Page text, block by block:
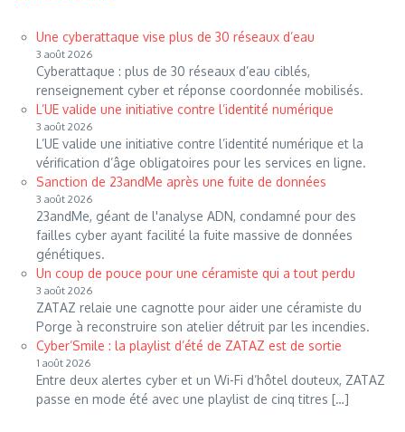
Une cyberattaque vise plus de 30 réseaux d’eau
3 août 2026
Cyberattaque : plus de 30 réseaux d’eau ciblés,
renseignement cyber et réponse coordonnée mobilisés.
L’UE valide une initiative contre l’identité numérique
3 août 2026
L’UE valide une initiative contre l’identité numérique et la
vérification d’âge obligatoires pour les services en ligne.
Sanction de 23andMe après une fuite de données
3 août 2026
23andMe, géant de l'analyse ADN, condamné pour des
failles cyber ayant facilité la fuite massive de données
génétiques.
Un coup de pouce pour une céramiste qui a tout perdu
3 août 2026
ZATAZ relaie une cagnotte pour aider une céramiste du
Porge à reconstruire son atelier détruit par les incendies.
Cyber’Smile : la playlist d’été de ZATAZ est de sortie
1 août 2026
Entre deux alertes cyber et un Wi-Fi d’hôtel douteux, ZATAZ
passe en mode été avec une playlist de cinq titres […]